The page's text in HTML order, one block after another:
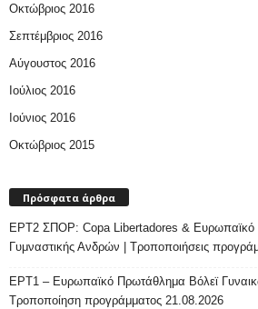
Οκτώβριος 2016
Σεπτέμβριος 2016
Αύγουστος 2016
Ιούλιος 2016
Ιούνιος 2016
Οκτώβριος 2015
Πρόσφατα άρθρα
ΕΡΤ2 ΣΠΟΡ: Copa Libertadores & Ευρωπαϊκό
Γυμναστικής Ανδρών | Τροποποιήσεις
ΕΡΤ1 – Ευρωπαϊκό Πρωτάθλημα Βόλεϊ
Τροποποίηση προγράμματος 21.08.2026